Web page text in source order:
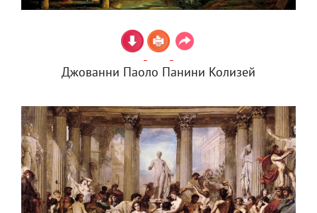
Джованни Паоло Панини Колизей